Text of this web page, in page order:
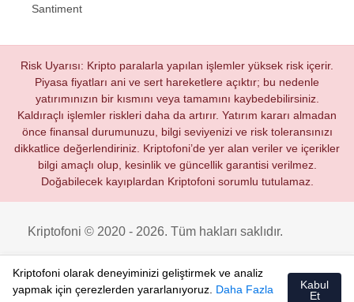
Santiment
Risk Uyarısı: Kripto paralarla yapılan işlemler yüksek risk içerir.
Piyasa fiyatları ani ve sert hareketlere açıktır; bu nedenle
yatırımınızın bir kısmını veya tamamını kaybedebilirsiniz.
Kaldıraçlı işlemler riskleri daha da artırır. Yatırım kararı almadan
önce finansal durumunuzu, bilgi seviyenizi ve risk toleransınızı
dikkatlice değerlendiriniz. Kriptofoni’de yer alan veriler ve içerikler
bilgi amaçlı olup, kesinlik ve güncellik garantisi verilmez.
Doğabilecek kayıplardan Kriptofoni sorumlu tutulamaz.
Kriptofoni © 2020 - 2026. Tüm hakları saklıdır.
Kriptofoni olarak deneyiminizi geliştirmek ve analiz
yapmak için çerezlerden yararlanıyoruz. Daha Fazla
Kabul
Et